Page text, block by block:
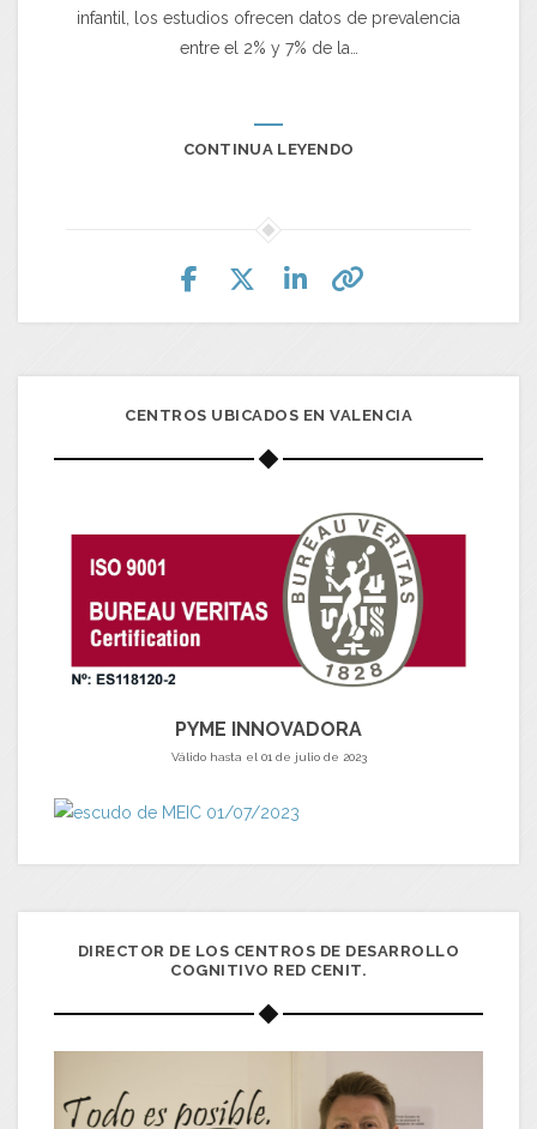
infantil, los estudios ofrecen datos de prevalencia
entre el 2% y 7% de la…
CONTINUA LEYENDO
CENTROS UBICADOS EN VALENCIA
PYME INNOVADORA
Válido hasta el 01 de julio de 2023
DIRECTOR DE LOS CENTROS DE DESARROLLO
COGNITIVO RED CENIT.